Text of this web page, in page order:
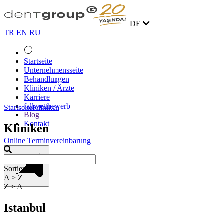
DE
TR EN RU
Startseite
Unternehmensseite
Behandlungen
Kliniken / Ärzte
Karriere
fallwettbewerb
Blog
Kontakt
Online Terminvereinbarung
StartseiteKliniken
Kliniken
Sortieren
A > Z
Z > A
Istanbul